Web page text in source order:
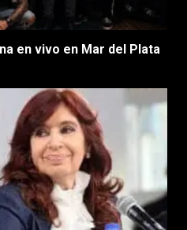
en vivo en Mar del Plata